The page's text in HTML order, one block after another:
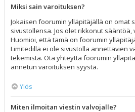
Miksi sain varoituksen?
Jokaisen foorumin ylläpitäjällä on omat
sivustollensa. Jos olet rikkonut
Huomioi, että tämä on foorumin
Limitedillä ei ole sivustolla annettavien
tekemistä. Ota yhteyttä foorumin
annetun varoituksen syystä.
Ylös
Miten ilmoitan viestin valvojalle?